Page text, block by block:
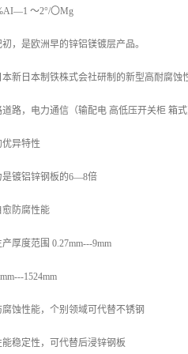
〜2°/〇Mg
，是欧洲早的锌铝镁镀层产品。
新日本制铁株式会社研制的新型高耐腐蚀
路，电力通信（输配电 高低压开关柜 箱
异特性
是镀铝锌钢板的6—8倍
防腐性能
厚度范围 0.27mm---9mm
1524mm
蚀性能，个别领域可代替不锈钢
稳定性，可代替后浸锌钢板